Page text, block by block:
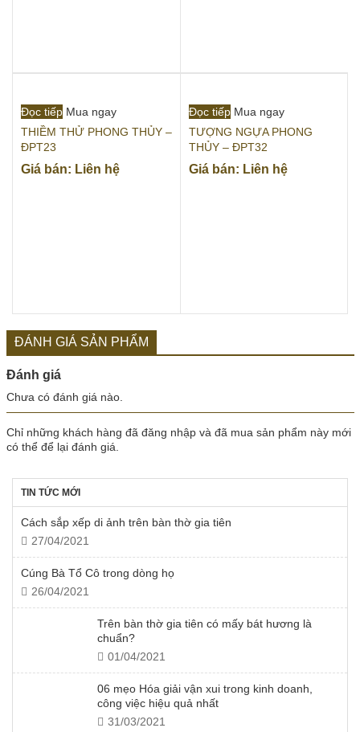
Đọc tiếp Mua ngay
THIỀM THỬ PHONG THỦY –
ĐPT23
Giá bán: Liên hệ
Đọc tiếp Mua ngay
TƯỢNG NGỰA PHONG
THỦY – ĐPT32
Giá bán: Liên hệ
ĐÁNH GIÁ SẢN PHẨM
Đánh giá
Chưa có đánh giá nào.
Chỉ những khách hàng đã đăng nhập và đã mua sản phẩm này mới
có thể để lại đánh giá.
TIN TỨC MỚI
Cách sắp xếp di ảnh trên bàn thờ gia tiên
27/04/2021
Cúng Bà Tổ Cô trong dòng họ
26/04/2021
Trên bàn thờ gia tiên có mấy bát hương là
chuẩn?
01/04/2021
06 mẹo Hóa giải vận xui trong kinh doanh,
công việc hiệu quả nhất
31/03/2021